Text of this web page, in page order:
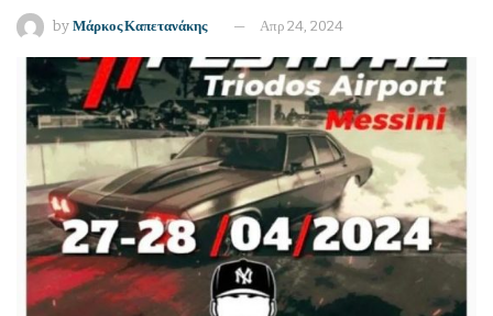
by Μάρκος Καπετανάκης Απρ 24, 2024